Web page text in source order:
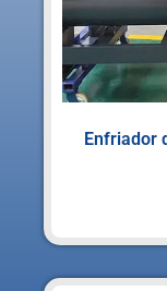
Enfriador